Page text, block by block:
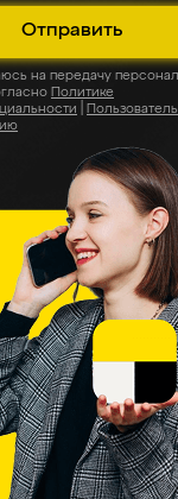
Отправить
на передачу
Политике